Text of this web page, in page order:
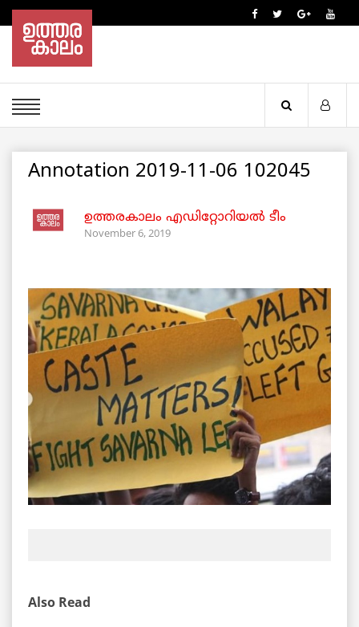
Annotation 2019-11-06 102045
ഉത്തരകാലം എഡിറ്റോറിയല്‍ ടീം
November 6, 2019
Also Read